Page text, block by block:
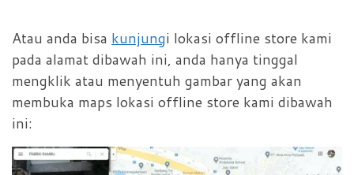
Atau anda bisa kunjungi lokasi offline store kami
pada alamat dibawah ini, anda hanya tinggal
mengklik atau menyentuh gambar yang akan
membuka maps lokasi offline store kami dibawah
ini: